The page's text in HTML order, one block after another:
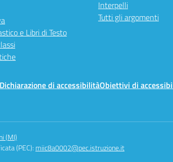
e Libri di Testo
Interpelli
Tutti gli argomenti
Dichiarazione di accessibilitàObiettivi di
(MI)
(PEC): miic8a0002@pec.istruzione.it